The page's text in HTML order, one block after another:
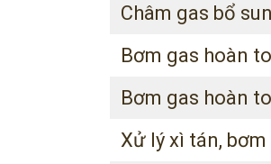
Châm gas bổ
Bơm gas hoàn
Bơm gas hoàn
Xử lý xì tán,